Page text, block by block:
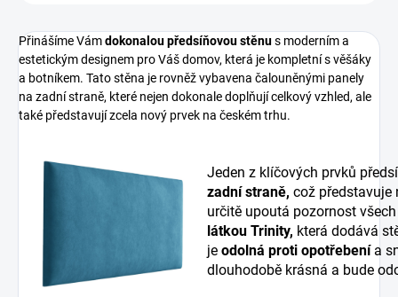
Přinášíme Vámdokonalou předsíňovou stěnus moderním a
estetickým designem pro Váš domov, která je kompletní s věšáky
a botníkem. Tato stěna je rovněž vybavena čalouněnými panely
na zadní straně, které nejen dokonale doplňují celkový vzhled, ale
také představují zcela nový prvek na českém trhu.
Jeden z klíčových prvků
zadní straně, což
určitě upoutá pozornost
látkou Trinity, která dodává
je odolná proti opotřebenía
dlouhodobě krásná a bude